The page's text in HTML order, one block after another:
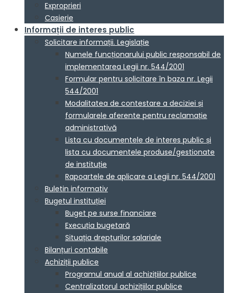
Exproprieri
Casierie
Informații de interes public
Solicitare informații. Legislație
Numele funcționarului public responsabil de
implementarea Legii nr. 544/2001
Formular pentru solicitare în baza nr. Legii
544/2001
Modalitatea de contestare a deciziei și
formularele aferente pentru reclamație
administrativă
Lista cu documentele de interes public și
lista cu documentele produse/gestionate
de instituție
Rapoartele de aplicare a Legii nr. 544/2001
Buletin informativ
Bugetul instituției
Buget pe surse financiare
Execuția bugetară
Situația drepturilor salariale
Bilanțuri contabile
Achiziții publice
Programul anual al achizițiilor publice
Centralizatorul achizițiilor publice